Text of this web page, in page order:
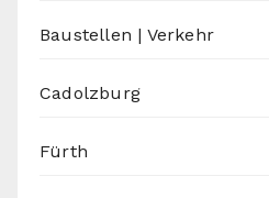
Baustellen | Verkehr
Cadolzburg
Fürth